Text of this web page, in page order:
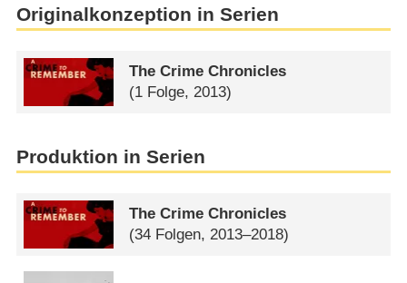
Originalkonzeption in Serien
The Crime Chronicles
(1 Folge, 2013)
Produktion in Serien
The Crime Chronicles
(34 Folgen, 2013–2018)